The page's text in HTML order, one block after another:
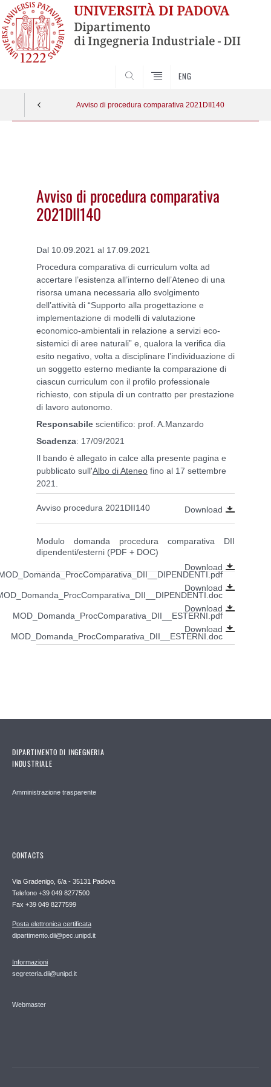
ENG
Avviso di procedura comparativa 2021DII140
Avviso di procedura comparativa
2021DII140
Dal 10.09.2021 al 17.09.2021
Procedura comparativa di curriculum volta ad
accertare l’esistenza all’interno dell’Ateneo di una
risorsa umana necessaria allo svolgimento
dell’attività di “Supporto alla progettazione e
implementazione di modelli di valutazione
economico-ambientali in relazione a servizi eco-
sistemici di aree naturali” e, qualora la verifica dia
esito negativo, volta a disciplinare l’individuazione di
un soggetto esterno mediante la comparazione di
ciascun curriculum con il profilo professionale
richiesto, con stipula di un contratto per prestazione
di lavoro autonomo
Responsabile scientifico: prof. A.Manzardo
Scadenza: 17/09/2021
Il bando è allegato in calce alla presente pagina e
pubblicato sull'Albo di Ateneo fino al 17 settembre
2021.
Avviso procedura 2021DII140 Download
Modulo domanda procedura comparativa DII
dipendenti/esterni (PDF + DOC)
Download
Download
Download
MOD_Domanda_ProcComparativa_DII__ESTERNI.pdf
Download
MOD_Domanda_ProcComparativa_DII__ESTERNI.doc
DIPARTIMENTO DI INGEGNERIA
INDUSTRIALE
Amministrazione trasparente
CONTACTS
Via Gradenigo, 6/a - 35131 Padova
Telefono +39 049 8277500
Fax +39 049 8277599
Posta elettronica certificata
dipartimento.dii@pec.unipd.it
Informazioni
segreteria.dii@unipd.it
Webmaster